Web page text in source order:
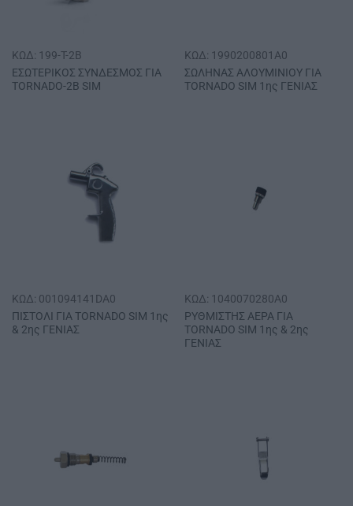
ΚΩΔ: 199-T-2B
ΕΣΩΤΕΡΙΚΟΣ ΣΥΝΔΕΣΜΟΣ ΓΙΑ
ΤΟRΝΑDΟ-2Β SΙΜ
ΚΩΔ: 1990200801A0
ΣΩΛΗΝΑΣ ΑΛΟΥΜΙΝΙΟΥ ΓΙΑ
ΤΟRΝΑDΟ SΙΜ 1ης ΓΕΝΙΑΣ
ΚΩΔ: 001094141DA0
ΠΙΣΤΟΛΙ ΓΙΑ ΤΟRΝΑDΟ SΙΜ 1ης
& 2ης ΓΕΝΙΑΣ
ΚΩΔ: 1040070280A0
ΡΥΘΜΙΣΤΗΣ ΑΕΡΑ ΓΙΑ
ΤΟRΝΑDΟ SΙΜ 1ης & 2ης
ΓΕΝΙΑΣ